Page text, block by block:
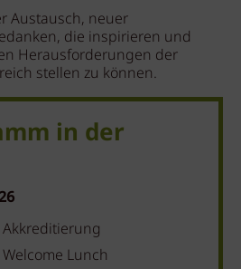
Austausch, neuer
die inspirieren und
Herausforderungen der
stellen zu können.
in der
Lunch